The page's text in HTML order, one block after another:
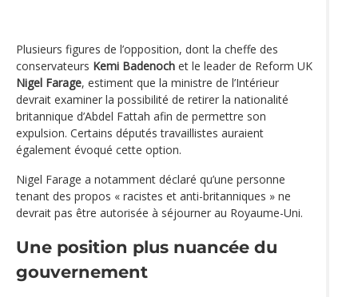
Plusieurs figures de l’opposition, dont la cheffe des
conservateurs Kemi Badenoch et le leader de Reform UK
Nigel Farage, estiment que la ministre de l’Intérieur
devrait examiner la possibilité de retirer la nationalité
britannique d’Abdel Fattah afin de permettre son
expulsion. Certains députés travaillistes auraient
également évoqué cette option.
Nigel Farage a notamment déclaré qu’une personne
tenant des propos « racistes et anti-britanniques » ne
devrait pas être autorisée à séjourner au Royaume-Uni.
Une position plus nuancée du
gouvernement